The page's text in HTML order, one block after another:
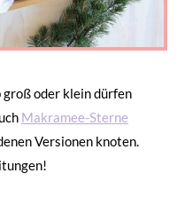
groß oder klein dürfen
Makramee-Sterne
Versionen knoten.